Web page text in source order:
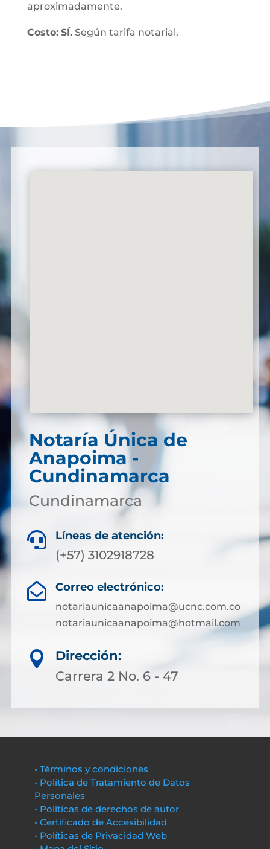
aproximadamente.
Costo: SÍ.Según tarifa notarial.
Notaría Única de
Anapoima -
Cundinamarca
Cundinamarca
 Líneas de atención:
(+57) 3102918728
 Correo electrónico:
notariaunicaanapoima@ucnc.com.co
notariaunicaanapoima@hotmail.com

Dirección:
Carrera 2 No. 6 - 47
• Términos y condiciones
• Política de Tratamiento de Datos
Personales
• Políticas de derechos de autor
• Certificado de Accesibilidad
• Políticas de Privacidad Web